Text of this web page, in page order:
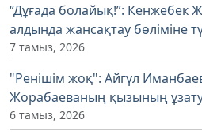
“Дұғада болайық!”: Кенжебек
алдында жансақтау бөліміне
7 тамыз, 2026
"Ренішім жоқ": Айгүл
Жорабаеваның қызының
6 тамыз, 2026